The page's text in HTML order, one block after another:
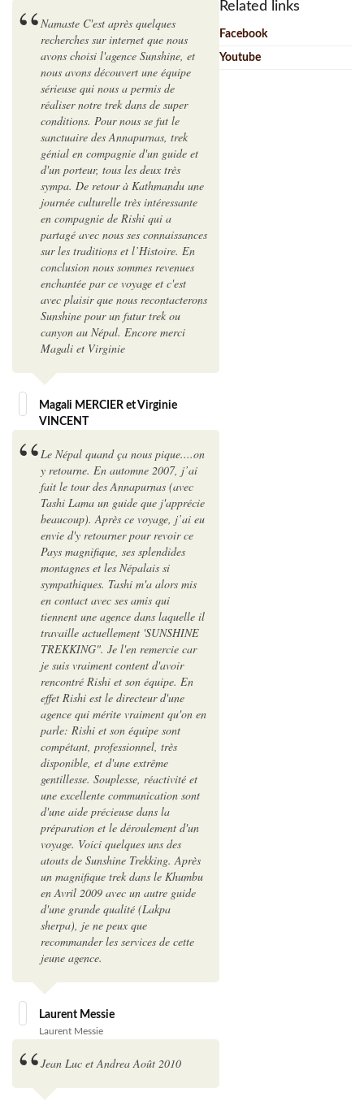
Namaste C'est après quelques
recherches sur internet que nous
avons choisi l'agence Sunshine, et
nous avons découvert une équipe
sérieuse qui nous a permis de
réaliser notre trek dans de super
conditions. Pour nous se fut le
sanctuaire des Annapurnas, trek
génial en compagnie d'un guide et
d'un porteur, tous les deux très
sympa. De retour à Kathmandu une
journée culturelle très intéressante
en compagnie de Rishi qui a
partagé avec nous ses connaissances
sur les traditions et l’Histoire. En
conclusion nous sommes revenues
enchantée par ce voyage et c'est
avec plaisir que nous recontacterons
Sunshine pour un futur trek ou
canyon au Népal. Encore merci
Magali et Virginie
Magali MERCIER et Virginie
VINCENT
Le Népal quand ça nous pique....on
y retourne. En automne 2007, j’ai
fait le tour des Annapurnas (avec
Tashi Lama un guide que j'apprécie
beaucoup). Après ce voyage, j’ai eu
envie d'y retourner pour revoir ce
Pays magnifique, ses splendides
montagnes et les Népalais si
sympathiques. Tashi m'a alors mis
en contact avec ses amis qui
tiennent une agence dans laquelle il
travaille actuellement 'SUNSHINE
TREKKING". Je l'en remercie car
je suis vraiment content d'avoir
rencontré Rishi et son équipe. En
effet Rishi est le directeur d'une
agence qui mérite vraiment qu'on en
parle: Rishi et son équipe sont
compétant, professionnel, très
disponible, et d'une extrême
gentillesse. Souplesse, réactivité et
une excellente communication sont
d'une aide précieuse dans la
préparation et le déroulement d'un
voyage. Voici quelques uns des
atouts de Sunshine Trekking. Après
un magnifique trek dans le Khumbu
en Avril 2009 avec un autre guide
d'une grande qualité (Lakpa
sherpa), je ne peux que
recommander les services de cette
jeune agence.
Laurent Messie
Laurent Messie
Jean Luc et Andrea Août 2010
Related links
Facebook
Youtube